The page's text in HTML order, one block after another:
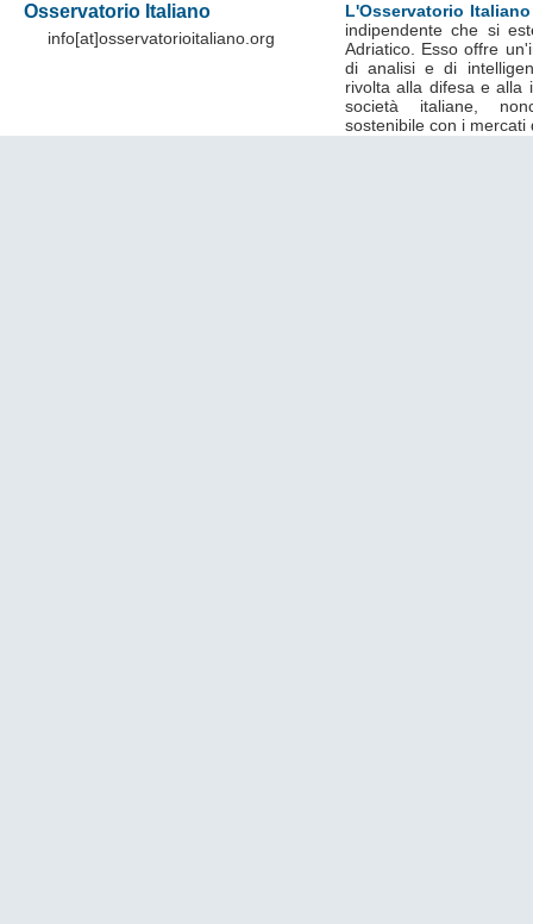
Osservatorio Italiano
info[at]osservatorioitaliano.org
L'Osservatorio Italiano
indipendente che si
Adriatico. Esso offre
di analisi e di
rivolta alla difesa e alla
società italiane,
sostenibile con i mercati